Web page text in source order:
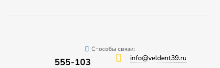
Способы связи:
555-103
info@veldent39.ru